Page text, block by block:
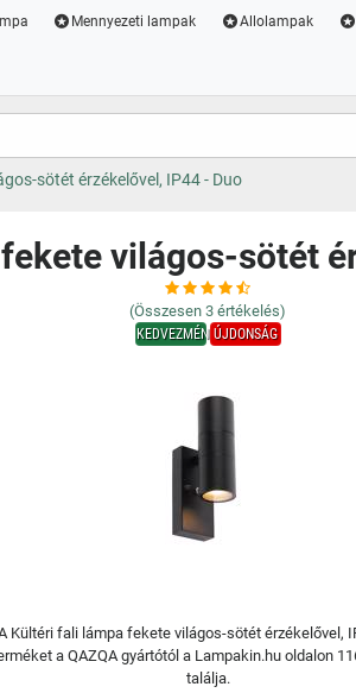
Mennyezeti lampak Allolampak
sötét érzékelővel, IP44 - Duo
világos-sötét
(Összesen 3 értékelés)
KEDVEZMÉNYÚJDONSÁG
Kültéri fali lámpa fekete világos-sötét érzékelővel,
a QAZQA gyártótól a Lampakin.hu oldalon
találja.